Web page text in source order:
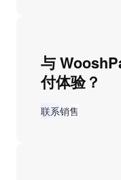
与
付体验？
联系销售